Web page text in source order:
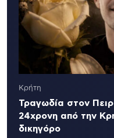
Κρήτη
Τραγωδία στον
24χρονη από την
δικηγόρο